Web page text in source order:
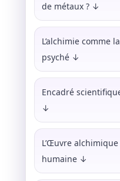
de métaux ? ↓
L’alchimie comme
psyché ↓
Encadré
↓
L’Œuvre
humaine ↓